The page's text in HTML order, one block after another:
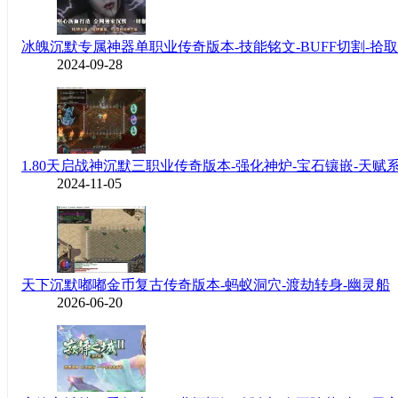
冰魄沉默专属神器单职业传奇版本-技能铭文-BUFF切割-拾
2024-09-28
1.80天启战神沉默三职业传奇版本-强化神炉-宝石镶嵌-天赋
2024-11-05
天下沉默嘟嘟金币复古传奇版本-蚂蚁洞穴-渡劫转身-幽灵船
2026-06-20